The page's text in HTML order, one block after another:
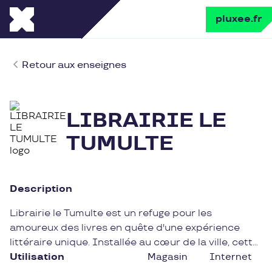
pluxee.fr
Retour aux enseignes
LIBRAIRIE LE
TUMULTE
Description
Librairie le Tumulte est un refuge pour les
amoureux des livres en quête d'une expérience
littéraire unique. Installée au cœur de la ville, cette
librairie indépendante offre un espace chaleureux
Utilisation Magasin Internet